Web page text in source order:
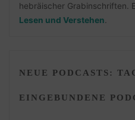
hebräischer Grabinschriften.
Lesen und Verstehen
NEUE PODCASTS:
EINGEBUNDENE